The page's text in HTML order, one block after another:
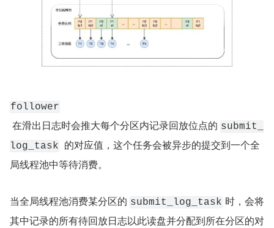
follower
在滑出日志时会推大每个分区内记录回放位点的 submit_
log_task
的对应值，这个任务会被异步的提交到一个全
局线程池中等待消费。
当全局线程池消费某分区的 submit_log_task 时，会将
其中记录的所有待回放日志以此读盘并分配到所在分区的对